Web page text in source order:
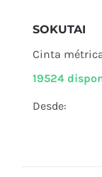
SOKUTAI
Cinta
19524
Desde: